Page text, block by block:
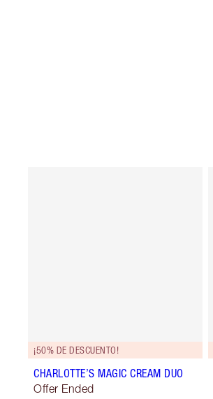
¡50% DE DESCUENTO!
CHARLOTTE’S MAGIC CREAM DUO
Offer Ended